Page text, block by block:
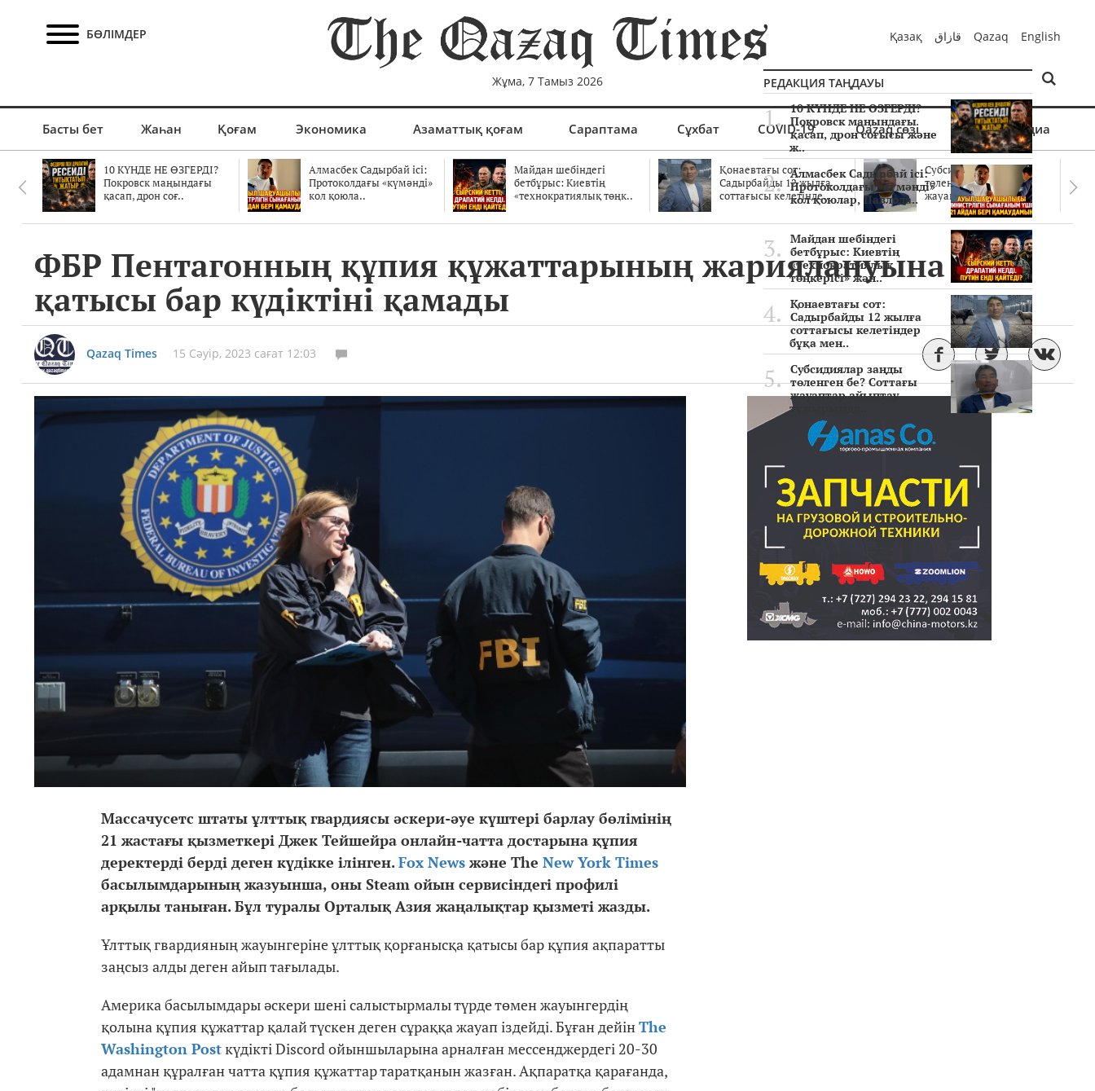
БӨЛІМДЕР
Жұма, 7 Тамыз 2026
Қазақ قازاق Qazaq English
Басты бет Жаһан Қоғам Экономика Азаматтық қоғам Сараптама Сұхбат COVID-19 Qazaq сөзі Мультимедиа
10 КҮНДЕ НЕ ӨЗГЕРДІ?
Покровск маңындағы
қасап, дрон соғ..
Алмасбек Садырбай ісі:
Протоколдағы «күмәнді»
кол қоюла..
Майдан шебіндегі
бетбұрыс: Киевтің
«технократиялық төңк..
Қонаевтағы сот:
Садырбайды 12 жылға
соттағысы келетінде..
Субсидиялар заңды
төленген бе? Соттағы
жауаптар айыптау..
ФБР Пентагонның құпия құжаттарының жариялануына
қатысы бар күдіктіні қамады
Qazaq Times 15 Сәуір, 2023 сағат 12:03
Массачусетс штаты ұлттық гвардиясы әскери-әуе күштері барлау бөлімінің
21 жастағы қызметкері Джек Тейшейра онлайн-чатта достарына құпия
деректерді берді деген күдікке ілінген.Fox Newsжәне The New York Times
басылымдарының жазуынша, оны Steam ойын сервисіндегі профилі
арқылы таныған. Бұл туралы Орталық Азия жаңалықтар қызметі жазды.
Ұлттық гвардияның жауынгеріне ұлттық қорғанысқа қатысы бар құпия ақпаратты
заңсыз алды деген айып тағылады.
Америка басылымдары әскери шені салыстырмалы түрде төмен жауынгердің
қолына құпия құжаттар қалай түскен деген сұраққа жауап іздейді. Бұған дейінThe
Washington Postкүдікті Discord ойыншыларына арналған мессенджердегі 20-30
адамнан құралған чатта құпия құжаттар таратқанын жазған. Ақпаратқа қарағанда,
РЕДАКЦИЯ ТАҢДАУЫ
10 КҮНДЕ НЕ ӨЗГЕРДІ?
Покровск маңындағы
қасап, дрон соғысы және
ж..
Алмасбек Садырбай ісі:
Протоколдағы «күмәнді»
кол қоюлар, Павлода..
Майдан шебіндегі
бетбұрыс: Киевтің
«технократиялық
төңкерісі» жән..
Қонаевтағы сот:
Садырбайды 12 жылға
соттағысы келетіндер
бұқа мен..
Субсидиялар заңды
төленген бе? Соттағы
жауаптар айыптау
тұжырымда..